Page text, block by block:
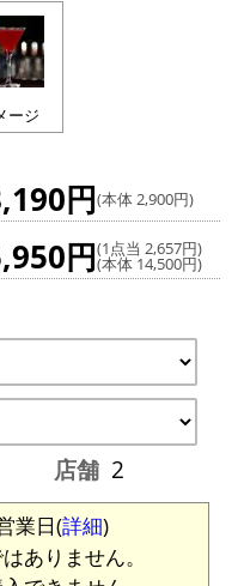
ージ
円(本体 2,900円)
円(1点当 2,657円)
(本体 14,500円)
店舗 2
業日(詳細)
ありません。